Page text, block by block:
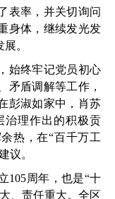
表率，并关切询问
身体，继续发光发
。
终牢记党员初心
矛盾调解等工作，
彭淑如家中，肖苏
治理作出的积极贡
热，在“百千万工
议。
周年，也是“十
、责任重大。全区